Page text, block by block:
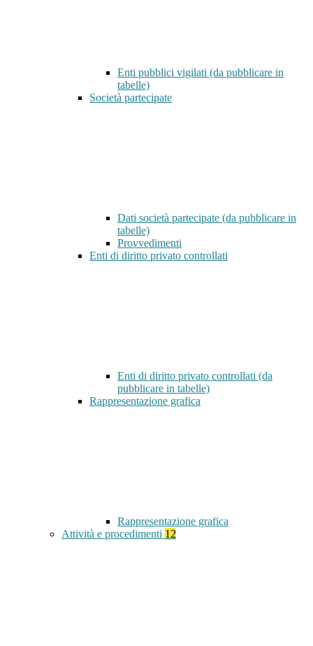
Enti pubblici vigilati (da pubblicare in
tabelle)
Società partecipate
Dati società partecipate (da pubblicare in
tabelle)
Provvedimenti
Enti di diritto privato controllati
Enti di diritto privato controllati (da
pubblicare in tabelle)
Rappresentazione grafica
Rappresentazione grafica
Attività e procedimenti 12